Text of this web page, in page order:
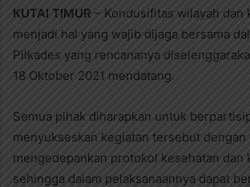
KUTAI TIMUR – Kondusifitas wilayah dan
menjadi hal yang wajib dijaga bersama
Pilkades yang rencananya
18 Oktober 2021 mendatang.
Semua pihak diharapkan untuk
menyukseskan kegiatan tersebut dengan
mengedepankan protokol kesehatan dan
sehingga dalam pelaksanaannya dapat